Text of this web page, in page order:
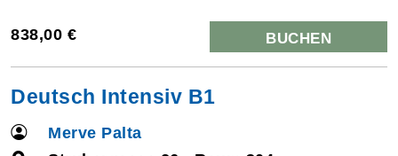
838,00 € BUCHEN
Deutsch Intensiv B1
Merve Palta